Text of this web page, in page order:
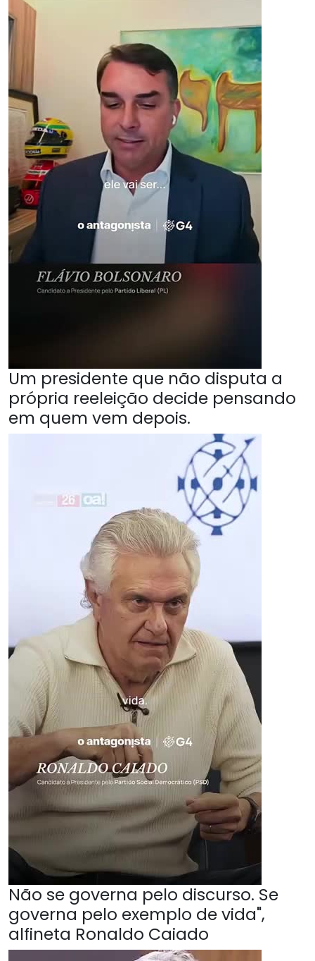
Um presidente que não disputa a
própria reeleição decide pensando
em quem vem depois.
Não se governa pelo discurso. Se
governa pelo exemplo de vida",
alfineta Ronaldo Caiado